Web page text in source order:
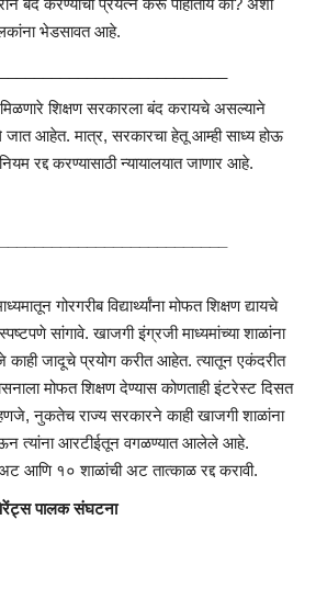
बंद करण्याचा प्रयत्न करू पाहातोय का? अशी
भेडसावत आहे.
मिळणारे शिक्षण सरकारला बंद करायचे असल्याने
आहेत. मात्र, सरकारचा हेतू आम्ही साध्य होऊ
रद्द करण्यासाठी न्यायालयात जाणार आहे.
गोरगरीब विद्यार्थ्यांना मोफत शिक्षण द्यायचे
सांगावे. खाजगी इंग्रजी माध्यमांच्या शाळांना
काही जादूचे प्रयोग करीत आहेत. त्यातून एकंदरीत
मोफत शिक्षण देण्यास कोणताही इंटरेस्ट दिसत
नुकतेच राज्य सरकारने काही खाजगी शाळांना
त्यांना आरटीईतून वगळण्यात आलेले आहे.
आणि १० शाळांची अट तात्काळ रद्द करावी.
महापेरेंट्स पालक संघटना